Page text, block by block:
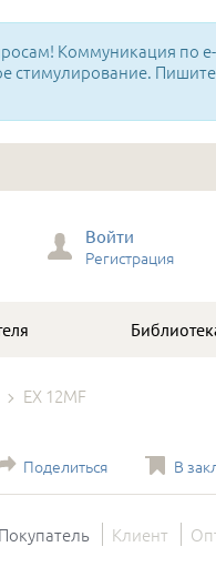
Коммуникация по
стимулирование.
Войти
Регистрация
EX 12МF
Поделиться В
Покупатель Клиент